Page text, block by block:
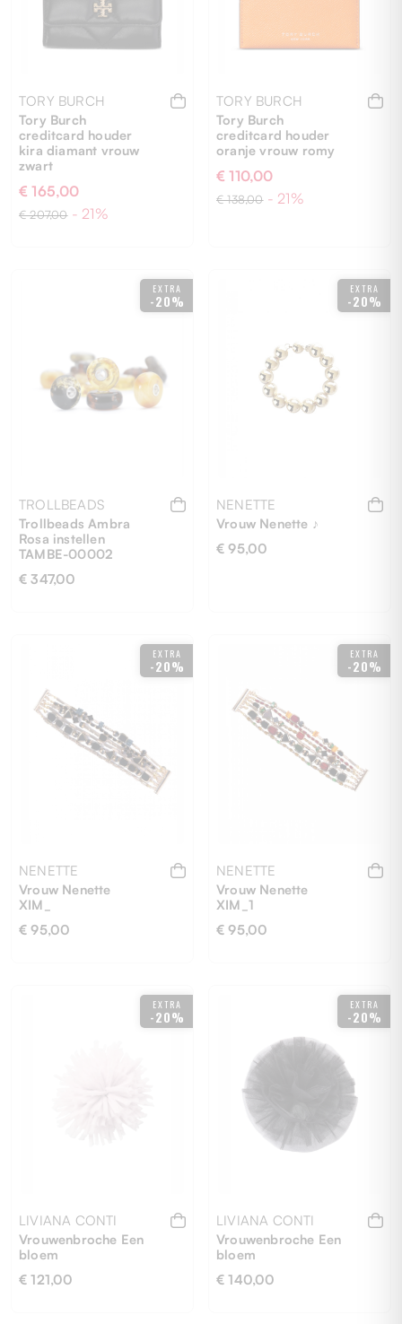
TORY BURCH
Tory Burch
creditcard houder
kira diamant vrouw
zwart
€ 165,00
€ 207,00 - 21%
TORY BURCH
Tory Burch
creditcard houder
oranje vrouw romy
€ 110,00
€ 138,00 - 21%
EXTRA
-20%
TROLLBEADS
Trollbeads Ambra
Rosa instellen
TAMBE-00002
€ 347,00
EXTRA
-20%
NENETTE
Vrouw Nenette ♪
€ 95,00
EXTRA
-20%
NENETTE
Vrouw Nenette
XIM_
€ 95,00
EXTRA
-20%
NENETTE
Vrouw Nenette
XIM_1
€ 95,00
EXTRA
-20%
LIVIANA CONTI
Vrouwenbroche Een
bloem
€ 121,00
EXTRA
-20%
LIVIANA CONTI
Vrouwenbroche Een
bloem
€ 140,00